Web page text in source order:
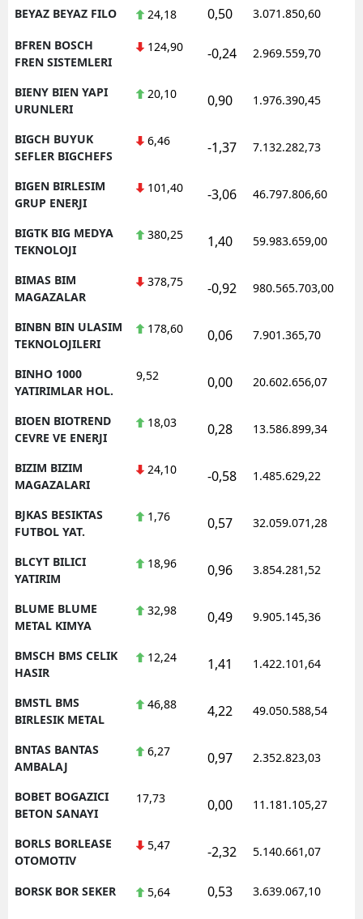
BEYAZ BEYAZ FILO 24,18 0,50 3.071.850,60
BFREN BOSCH
FREN SISTEMLERI
124,90 -0,24 2.969.559,70
BIENY BIEN YAPI
URUNLERI
20,10 0,90 1.976.390,45
BIGCH BUYUK
SEFLER BIGCHEFS
6,46 -1,37 7.132.282,73
BIGEN BIRLESIM
GRUP ENERJI
101,40 -3,06 46.797.806,60
BIGTK BIG MEDYA
TEKNOLOJI
380,25 1,40 59.983.659,00
BIMAS BIM
MAGAZALAR
378,75 -0,92 980.565.703,00
BINBN BIN ULASIM
TEKNOLOJILERI
178,60 0,06 7.901.365,70
BINHO 1000
YATIRIMLAR HOL.
9,52 0,00 20.602.656,07
BIOEN BIOTREND
CEVRE VE ENERJI
18,03 0,28 13.586.899,34
BIZIM BIZIM
MAGAZALARI
24,10 -0,58 1.485.629,22
BJKAS BESIKTAS
FUTBOL YAT.
1,76 0,57 32.059.071,28
BLCYT BILICI
YATIRIM
18,96 0,96 3.854.281,52
BLUME BLUME
METAL KIMYA
32,98 0,49 9.905.145,36
BMSCH BMS CELIK
HASIR
12,24 1,41 1.422.101,64
BMSTL BMS
BIRLESIK METAL
46,88 4,22 49.050.588,54
BNTAS BANTAS
AMBALAJ
6,27 0,97 2.352.823,03
BOBET BOGAZICI
BETON SANAYI
17,73 0,00 11.181.105,27
BORLS BORLEASE
OTOMOTIV
5,47 -2,32 5.140.661,07
BORSK BOR SEKER 5,64 0,53 3.639.067,10